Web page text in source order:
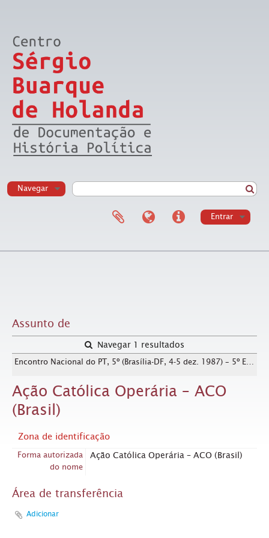
Navegar
Entrar
Assunto de
Navegar 1 resultados
Encontro Nacional do PT, 5º (Brasília-DF, 4-5 dez. 1987) – 5º ENPT [Senado Federal] / Crédito: Autoria desconhecida
Ação Católica Operária – ACO
(Brasil)
Zona de identificação
Forma autorizada
do nome
Ação Católica Operária – ACO (Brasil)
Área de transferência
Adicionar